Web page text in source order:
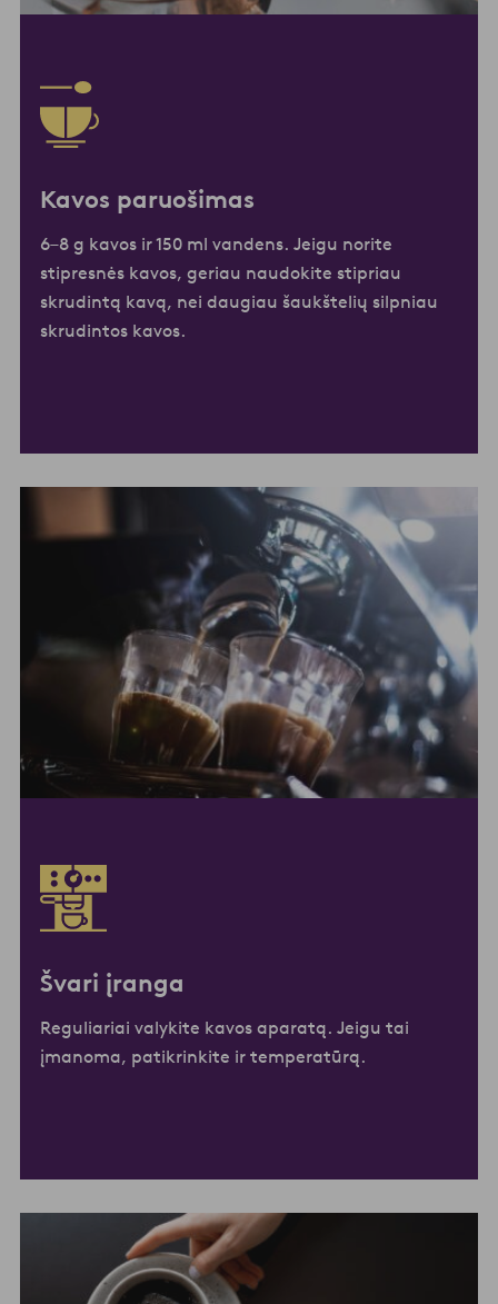
Kavos paruošimas
6–8 g kavos ir 150 ml vandens. Jeigu norite
stipresnės kavos, geriau naudokite stipriau
skrudintą kavą, nei daugiau šaukštelių silpniau
skrudintos kavos.
Švari įranga
Reguliariai valykite kavos aparatą. Jeigu tai
įmanoma, patikrinkite ir temperatūrą.